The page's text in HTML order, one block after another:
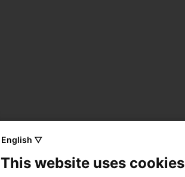
English ▽
This website uses cookies